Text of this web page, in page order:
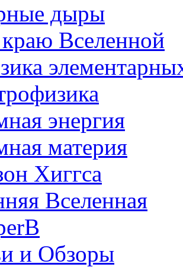
дыры
Вселенной
энергия
материя
Хиггса
Вселенная
и Обзоры